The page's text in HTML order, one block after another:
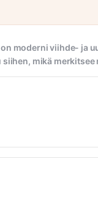
moderni viihde- ja
mikä merkitsee